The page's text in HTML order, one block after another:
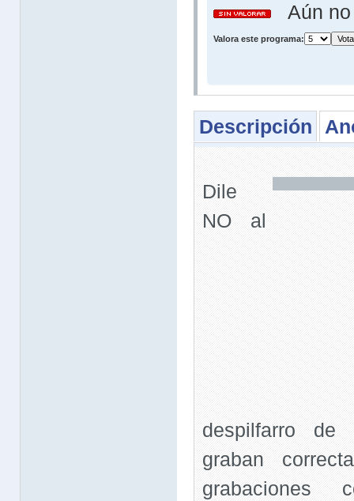
Aún no
Valora este programa:
Descripción
Dile
NO al
despilfarro
graban
grabaciones